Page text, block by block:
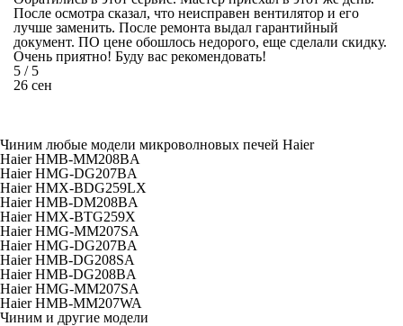
После осмотра сказал, что неисправен вентилятор и его
лучше заменить. После ремонта выдал гарантийный
документ. ПО цене обошлось недорого, еще сделали скидку.
Очень приятно! Буду вас рекомендовать!
5 / 5
26 сен
Чиним любые модели микроволновых печей Haier
Haier HMB-MM208BA
Haier HMG-DG207BA
Haier HMX-BDG259LX
Haier HMB-DM208BA
Haier HMX-BTG259X
Haier HMG-MM207SA
Haier HMG-DG207BA
Haier HMB-DG208SA
Haier HMB-DG208BA
Haier HMG-MM207SA
Haier HMB-MM207WA
Чиним и другие модели